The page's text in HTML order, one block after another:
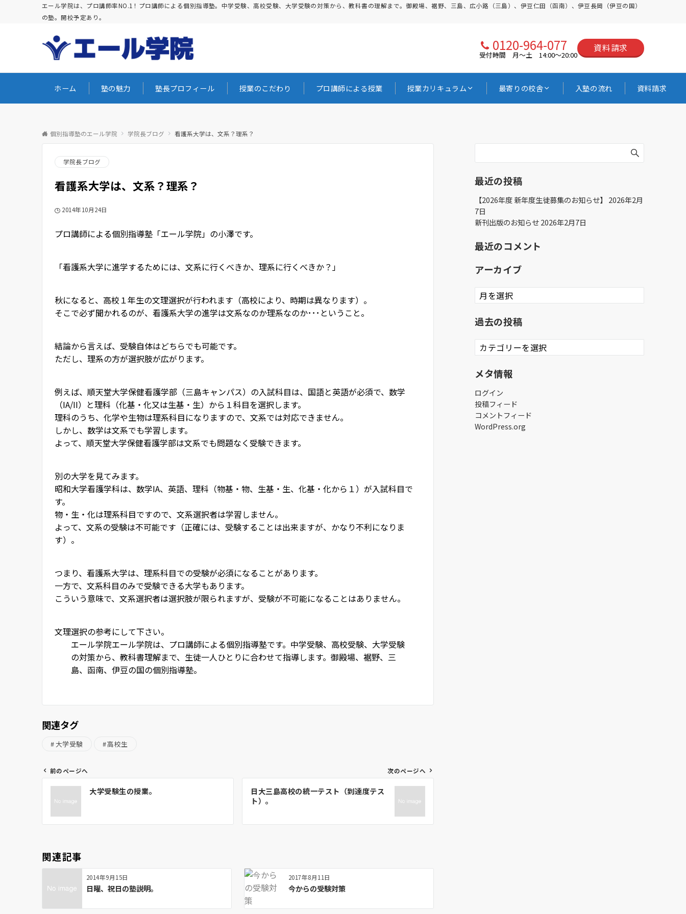
エール学院は、プロ講師率NO.1！プロ講師による個別指導塾。中学受験、高校受験、大学受験の対策から、教科書の理解まで。御殿場、裾野、三島、広小路（三島）、伊豆仁田（函南）、伊豆長岡（伊豆の国）
の塾。開校予定あり。
0120-964-077
受付時間 月〜土 14:00〜20:00
資料請求
ホーム 塾の魅力 塾長プロフィール 授業のこだわり プロ講師による授業 授業カリキュラム 最寄りの校舎 入塾の流れ 資料請求
個別指導塾のエール学院 学院長ブログ 看護系大学は、文系？理系？
学院長ブログ
看護系大学は、文系？理系？
2014年10月24日
プロ講師による個別指導塾「エール学院」の小澤です。
「看護系大学に進学するためには、文系に行くべきか、理系に行くべきか？」
秋になると、高校１年生の文理選択が行われます（高校により、時期は異なります）。
そこで必ず聞かれるのが、看護系大学の進学は文系なのか理系なのか･･･ということ。
結論から言えば、受験自体はどちらでも可能です。
ただし、理系の方が選択肢が広がります。
例えば、順天堂大学保健看護学部（三島キャンパス）の入試科目は、国語と英語が必須で、数学
（IA/II）と理科（化基・化又は生基・生）から１科目を選択します。
理科のうち、化学や生物は理系科目になりますので、文系では対応できません。
しかし、数学は文系でも学習します。
よって、順天堂大学保健看護学部は文系でも問題なく受験できます。
別の大学を見てみます。
昭和大学看護学科は、数学IA、英語、理科（物基・物、生基・生、化基・化から１）が入試科目で
す。
物・生・化は理系科目ですので、文系選択者は学習しません。
よって、文系の受験は不可能です（正確には、受験することは出来ますが、かなり不利になりま
す）。
つまり、看護系大学は、理系科目での受験が必須になることがあります。
一方で、文系科目のみで受験できる大学もあります。
こういう意味で、文系選択者は選択肢が限られますが、受験が不可能になることはありません。
文理選択の参考にして下さい。
エール学院エール学院は、プロ講師による個別指導塾です。中学受験、高校受験、大学受験
の対策から、教科書理解まで、生徒一人ひとりに合わせて指導します。御殿場、裾野、三
島、函南、伊豆の国の個別指導塾。
関連タグ
大学受験 高校生
ビ
シ
ン
前のページへ
大学受験生の授業。
次のページへ
日大三島高校の統一テスト（到達度テス
ト）。
関連記事
2014年9月15日
日曜、祝日の塾説明。
2017年8月11日
今からの受験対策
最近の投稿
【2026年度 新年度生徒募集のお知らせ】
2026年2月
7日
新刊出版のお知らせ 2026年2月7日
最近のコメント
アーカイブ
ア
ー
イ
過去の投稿
過
去
投
メタ情報
ログイン
投稿フィード
コメントフィード
WordPress.org